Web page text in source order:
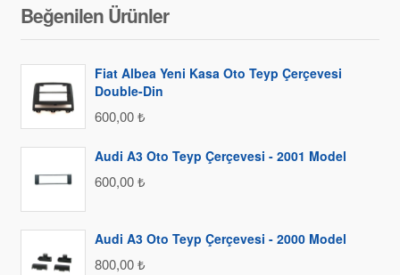
Beğenilen Ürünler
Fiat Albea Yeni Kasa Oto Teyp Çerçevesi
Double-Din
600,00₺
Audi A3 Oto Teyp Çerçevesi - 2001 Model
600,00₺
Audi A3 Oto Teyp Çerçevesi - 2000 Model
800,00₺